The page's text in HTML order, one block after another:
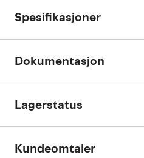
Spesifikasjoner
Dokumentasjon
Lagerstatus
Kundeomtaler